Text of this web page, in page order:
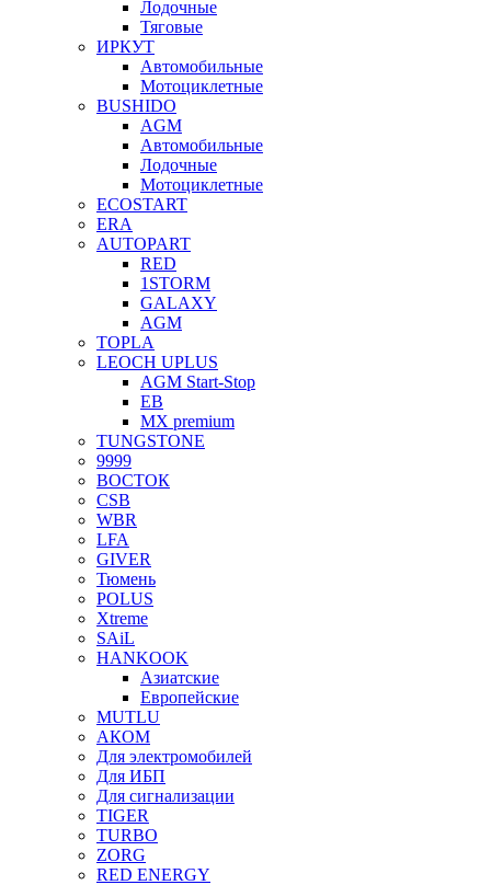
Лодочные
Тяговые
ИРКУТ
Автомобильные
Мотоциклетные
BUSHIDO
AGM
Автомобильные
Лодочные
Мотоциклетные
ECOSTART
ERA
AUTOPART
RED
1STORM
GALAXY
AGM
TOPLA
LEOCH UPLUS
AGM Start-Stop
EB
MX premium
TUNGSTONE
9999
ВОСТОК
CSB
WBR
LFA
GIVER
Тюмень
POLUS
Xtreme
SAiL
HANKOOK
Азиатские
Европейские
MUTLU
АКОМ
Для электромобилей
Для ИБП
Для сигнализации
TIGER
TURBO
ZORG
RED ENERGY